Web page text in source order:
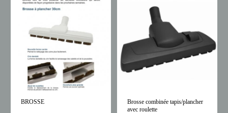
BROSSE
Brosse combinée tapis/plancher
avec roulette